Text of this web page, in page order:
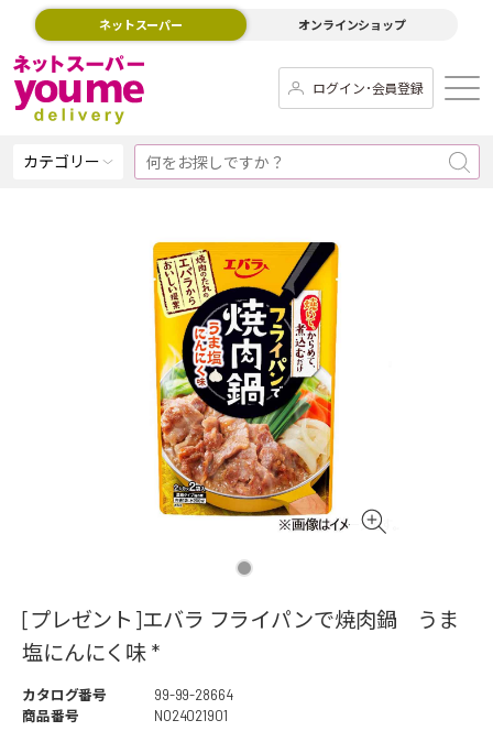
ネットスーパー オンラインショップ
ログイン･会員登録
カテゴリー
[プレゼント]エバラ フライパンで焼肉鍋 うま
塩にんにく味 *
カタログ番号
99-99-28664
商品番号
NO24021901